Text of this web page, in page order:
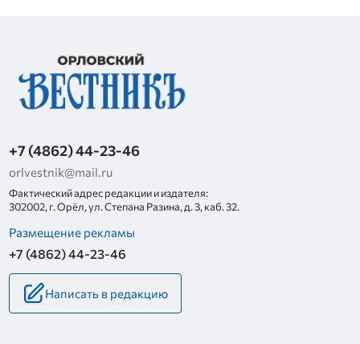
+7 (4862) 44-23-46
orlvestnik@mail.ru
Фактический адрес редакции и издателя:
302002, г. Орёл, ул. Степана Разина, д. 3, каб. 32.
Размещение рекламы
+7 (4862) 44-23-46
Написать в редакцию